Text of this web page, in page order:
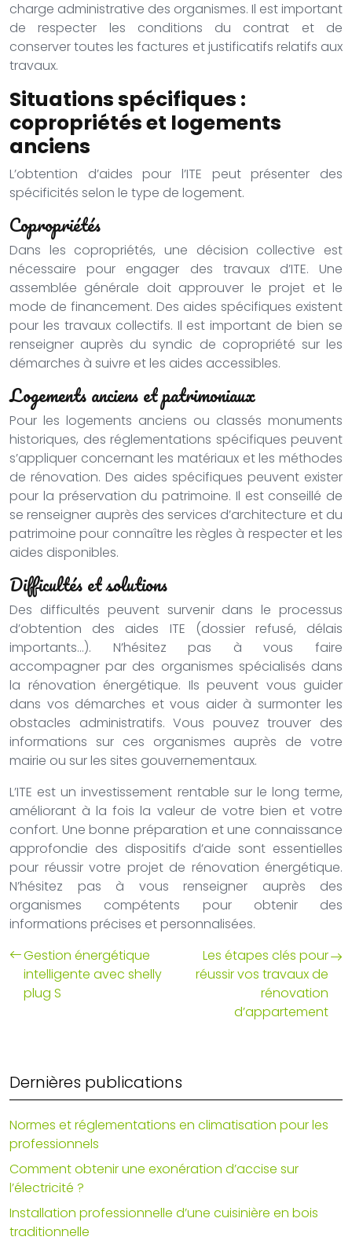
charge administrative des organismes. Il est important
de respecter les conditions du contrat et de
conserver toutes les factures et justificatifs relatifs aux
travaux.
Situations spécifiques :
copropriétés et logements
anciens
L’obtention d’aides pour l’ITE peut présenter des
spécificités selon le type de logement.
Copropriétés
Dans les copropriétés, une décision collective est
nécessaire pour engager des travaux d’ITE. Une
assemblée générale doit approuver le projet et le
mode de financement. Des aides spécifiques existent
pour les travaux collectifs. Il est important de bien se
renseigner auprès du syndic de copropriété sur les
démarches à suivre et les aides accessibles.
Logements anciens et patrimoniaux
Pour les logements anciens ou classés monuments
historiques, des réglementations spécifiques peuvent
s’appliquer concernant les matériaux et les méthodes
de rénovation. Des aides spécifiques peuvent exister
pour la préservation du patrimoine. Il est conseillé de
se renseigner auprès des services d’architecture et du
patrimoine pour connaître les règles à respecter et les
aides disponibles.
Difficultés et solutions
Des difficultés peuvent survenir dans le processus
d’obtention des aides ITE (dossier refusé, délais
importants…). N’hésitez pas à vous faire
accompagner par des organismes spécialisés dans
la rénovation énergétique. Ils peuvent vous guider
dans vos démarches et vous aider à surmonter les
obstacles administratifs. Vous pouvez trouver des
informations sur ces organismes auprès de votre
mairie ou sur les sites gouvernementaux.
L’ITE est un investissement rentable sur le long terme,
améliorant à la fois la valeur de votre bien et votre
confort. Une bonne préparation et une connaissance
approfondie des dispositifs d’aide sont essentielles
pour réussir votre projet de rénovation énergétique.
N’hésitez pas à vous renseigner auprès des
organismes compétents pour obtenir des
informations précises et personnalisées.
Gestion énergétique
intelligente avec shelly
plug S
Les étapes clés pour
réussir vos travaux de
rénovation
d’appartement
Dernières publications
Normes et réglementations en climatisation pour les
professionnels
Comment obtenir une exonération d’accise sur
l’électricité ?
Installation professionnelle d’une cuisinière en bois
traditionnelle